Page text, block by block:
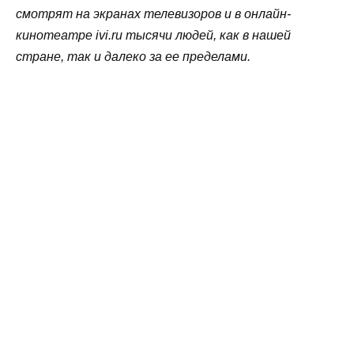
смотрят на экранах телевизоров и в онлайн-
кинотеатре ivi.ru тысячи людей, как в нашей
стране, так и далеко за ее пределами.